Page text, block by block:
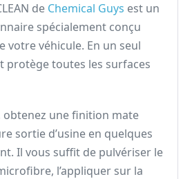
de Chemical Guys est un
spécialement conçu
votre véhicule. En un seul
protège toutes les surfaces
obtenez une finition mate
sortie d’usine en quelques
Il vous suffit de pulvériser le
l’appliquer sur la